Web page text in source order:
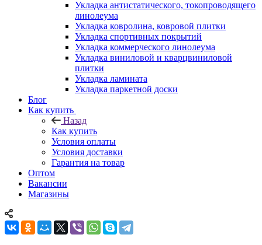
Укладка антистатического, токопроводящего
линолеума
Укладка ковролина, ковровой плитки
Укладка спортивных покрытий
Укладка коммерческого линолеума
Укладка виниловой и кварцвиниловой
плитки
Укладка ламината
Укладка паркетной доски
Блог
Как купить
Назад
Как купить
Условия оплаты
Условия доставки
Гарантия на товар
Оптом
Вакансии
Магазины